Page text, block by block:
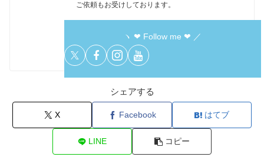
ご依頼もお受けしております。
ヽ ❤︎ Follow me ❤︎ ／
シェアする
X Facebook はてブ
LINE コピー